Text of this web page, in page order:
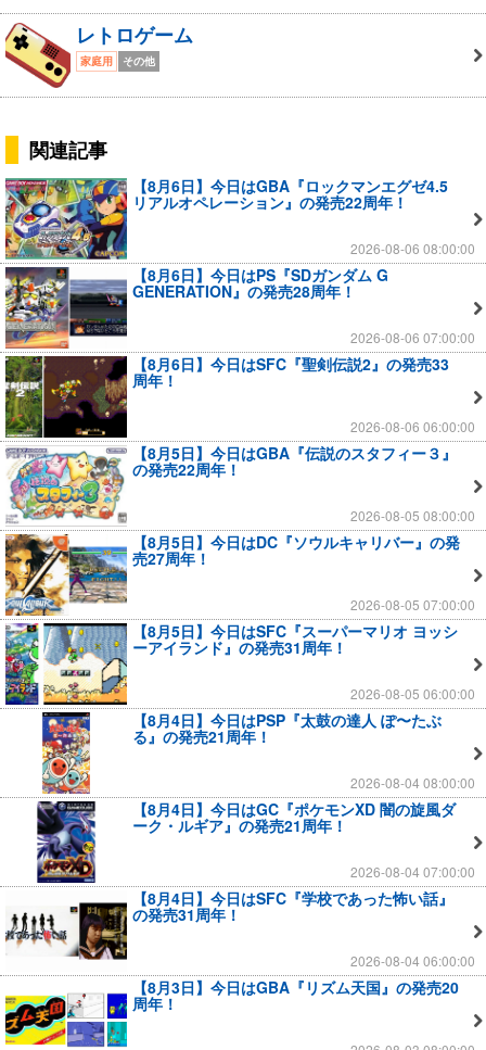
レトロゲーム
家庭用 その他
関連記事
【8月6日】今日はGBA『ロックマンエグゼ4.5
リアルオペレーション』の発売22周年！
2026-08-06 08:00:00
【8月6日】今日はPS『SDガンダム G
GENERATION』の発売28周年！
2026-08-06 07:00:00
【8月6日】今日はSFC『聖剣伝説2』の発売33
周年！
2026-08-06 06:00:00
【8月5日】今日はGBA『伝説のスタフィー３』
の発売22周年！
2026-08-05 08:00:00
【8月5日】今日はDC『ソウルキャリバー』の発
売27周年！
2026-08-05 07:00:00
【8月5日】今日はSFC『スーパーマリオ ヨッシ
ーアイランド』の発売31周年！
2026-08-05 06:00:00
【8月4日】今日はPSP『太鼓の達人 ぽ〜たぶ
る』の発売21周年！
2026-08-04 08:00:00
【8月4日】今日はGC『ポケモンXD 闇の旋風ダ
ーク・ルギア』の発売21周年！
2026-08-04 07:00:00
【8月4日】今日はSFC『学校であった怖い話』
の発売31周年！
2026-08-04 06:00:00
【8月3日】今日はGBA『リズム天国』の発売20
周年！